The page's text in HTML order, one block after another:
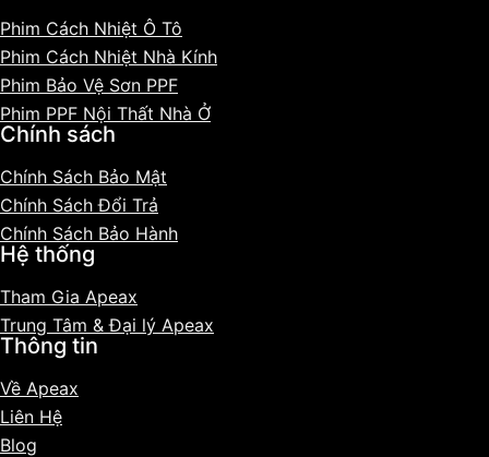
Phim Cách Nhiệt Ô Tô
Phim Cách Nhiệt Nhà Kính
Phim Bảo Vệ Sơn PPF
Phim PPF Nội Thất Nhà Ở
Chính sách
Chính Sách Bảo Mật
Chính Sách Đổi Trả
Chính Sách Bảo Hành
Hệ thống
Tham Gia Apeax
Trung Tâm & Đại lý Apeax
Thông tin
Về Apeax
Liên Hệ
Blog